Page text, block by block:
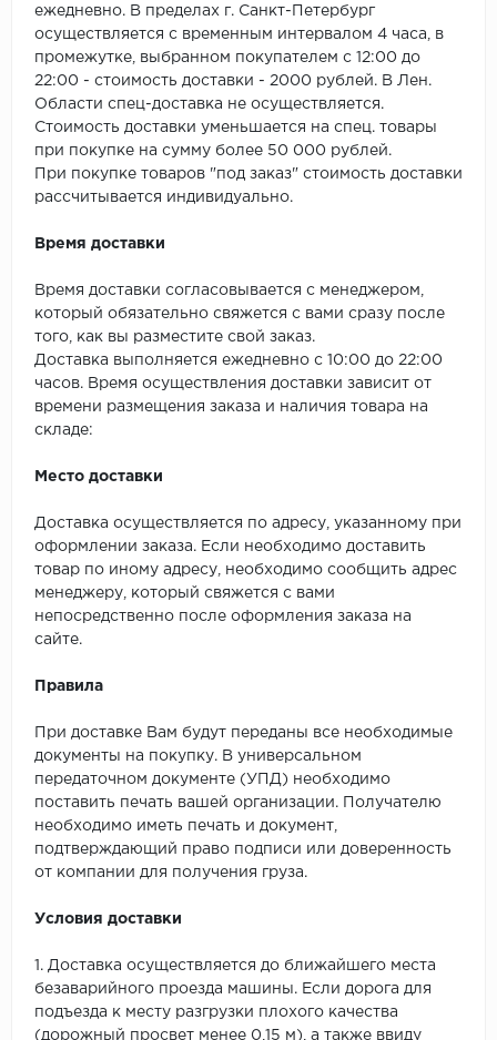
SPC Stronghold
TANTO
Tarkett
Vinil click
ежедневно. В пределах г. Санкт-Петербург
осуществляется с временным интервалом 4 часа, в
промежутке, выбранном покупателем с 12:00 до
22:00 - стоимость доставки - 2000 рублей. В Лен.
Области спец-доставка не осуществляется.
Стоимость доставки уменьшается на спец. товары
при покупке на сумму более 50 000 рублей.
При покупке товаров "под заказ" стоимость доставки
рассчитывается индивидуально.
Время доставки
Время доставки согласовывается с менеджером,
который обязательно свяжется с вами сразу после
того, как вы разместите свой заказ.
Доставка выполняется ежедневно с 10:00 до 22:00
часов. Время осуществления доставки зависит от
времени размещения заказа и наличия товара на
складе:
Место доставки
Доставка осуществляется по адресу, указанному при
оформлении заказа. Если необходимо доставить
товар по иному адресу, необходимо сообщить адрес
менеджеру, который свяжется с вами
непосредственно после оформления заказа на
сайте.
Правила
При доставке Вам будут переданы все необходимые
документы на покупку. В универсальном
передаточном документе (УПД) необходимо
поставить печать вашей организации. Получателю
необходимо иметь печать и документ,
подтверждающий право подписи или доверенность
от компании для получения груза.
Условия доставки
1. Доставка осуществляется до ближайшего места
безаварийного проезда машины. Если дорога для
подъезда к месту разгрузки плохого качества
(дорожный просвет менее 0,15 м), а также ввиду